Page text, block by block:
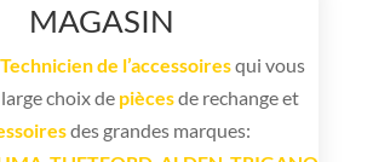
MAGASIN
Technicien de l’accessoiresqui vous
choix de piècesde rechange et
des grandes marques: